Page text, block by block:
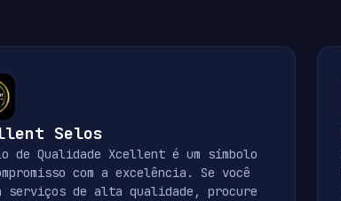
Selos
de Qualidade Xcellent é um símbolo
com a excelência. Se você
serviços de alta qualidade, procure